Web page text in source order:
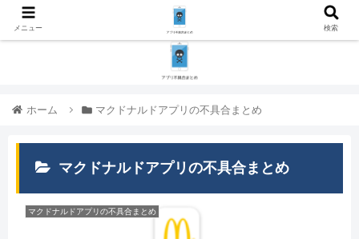
ホーム マクドナルドアプリの不具合まとめ
マクドナルドアプリの不具合まとめ
マクドナルドアプリの不具合まとめ
メニュー 検索